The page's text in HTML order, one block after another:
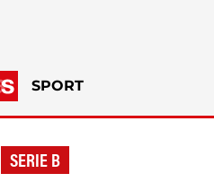
SPORT
SERIE B